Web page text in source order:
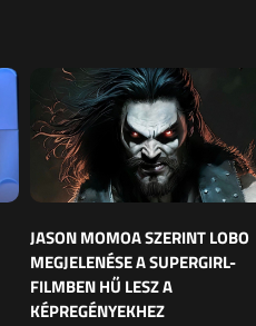
JASON MOMOA SZERINT LOBO
MEGJELENÉSE A SUPERGIRL-
FILMBEN HŰ LESZ A
KÉPREGÉNYEKHEZ